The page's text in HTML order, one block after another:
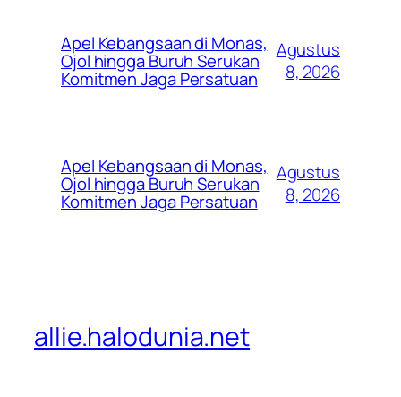
Apel Kebangsaan di Monas,
Ojol hingga Buruh Serukan
Komitmen Jaga Persatuan
Agustus
8, 2026
Apel Kebangsaan di Monas,
Ojol hingga Buruh Serukan
Komitmen Jaga Persatuan
Agustus
8, 2026
allie.halodunia.net